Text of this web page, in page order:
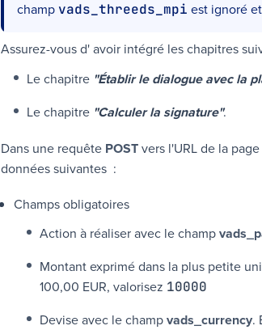
champ vads_threeds_mpi est ignoré
Assurez-vous d' avoir intégré les chapitres
Le chapitre "Établir le dialogue avec la
Le chapitre "Calculer la signature".
Dans une requête POSTvers l'URL de la
données suivantes :
Champs obligatoires
Action à réaliser avec le champ
Montant exprimé dans la plus petite
100,00 EUR, valorisez 10000
Devise avec le champvads_currency.